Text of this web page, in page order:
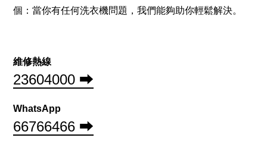
個：當你有任何洗衣機問題，我們能夠助你輕鬆解決。
維修熱線
23604000 ⮕
WhatsApp
66766466 ⮕